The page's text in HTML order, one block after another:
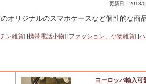
更新日：2018/
オリジナルのスマホケースなど個性的な商
ン雑貨] [携帯電話小物] [ファッション、小物雑貨] [
ヨーロッパ輸入